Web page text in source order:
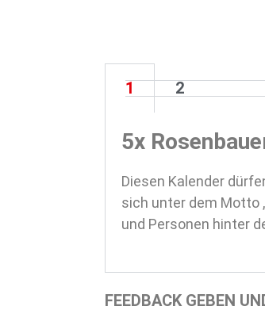
1 2
5x
Diesen Kalender
sich unter dem Motto
und Personen hinter
FEEDBACK GEBEN